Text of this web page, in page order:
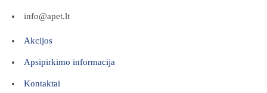
info@apet.lt
Akcijos
Apsipirkimo informacija
Kontaktai